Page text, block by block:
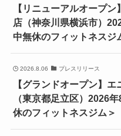
【リニューアルオープ
店（神奈川県横浜市）
中無休のフィットネスジ
2026.8.06 プレスリリース
【グランドオープン】
（東京都足立区）2026
休のフィットネスジム＞